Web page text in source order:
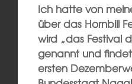
Ich hatte von
über das Hornbill
wird „das Festival
genannt und
ersten